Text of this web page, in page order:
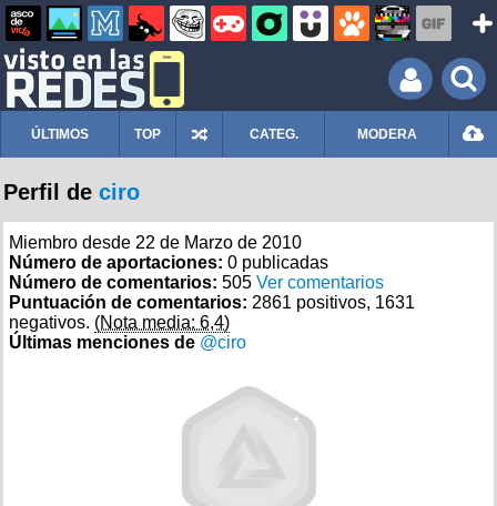
ÚLTIMOS TOP CATEG. MODERA
Perfil de ciro
Miembro desde 22 de Marzo de 2010
Número de aportaciones: 0 publicadas
Número de comentarios: 505 Ver comentarios
Puntuación de comentarios: 2861 positivos, 1631
negativos. (Nota media: 6,4)
Últimas menciones de @ciro